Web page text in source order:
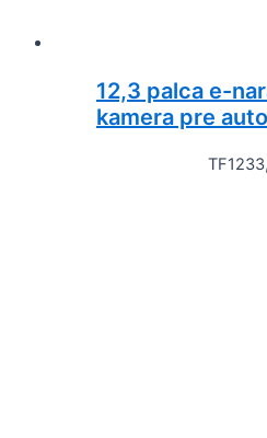
12,3 palca e-
kamera pre